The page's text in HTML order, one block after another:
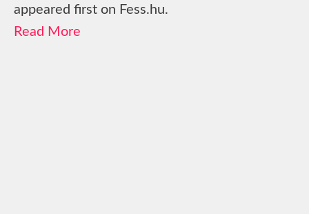
appeared first on Fess.hu.
Read More